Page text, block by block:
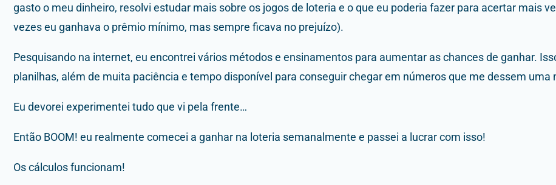
gasto o meu dinheiro, resolvi estudar mais sobre os jogos de loteria e o que eu poderia fazer para acertar mais
vezes eu ganhava o prêmio mínimo, mas sempre ficava no prejuízo).
Pesquisando na internet, eu encontrei vários métodos e ensinamentos para aumentar as chances de ganhar.
planilhas, além de muita paciência e tempo disponível para conseguir chegar em números que me dessem uma
Eu devorei experimentei tudo que vi pela frente…
Então BOOM! eu realmente comecei a ganhar na loteria semanalmente e passei a lucrar com isso!
Os cálculos funcionam!